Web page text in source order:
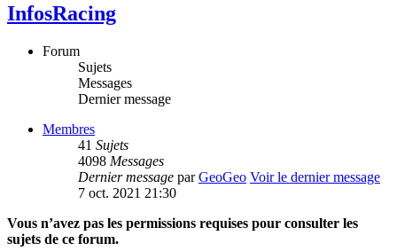
InfosRacing
Forum
Sujets
Messages
Dernier message
Membres
41 Sujets
4098 Messages
Dernier message parGeoGeo Voir le dernier message
7 oct. 2021 21:30
Vous n’avez pas les permissions requises pour consulter les
sujets de ce forum.